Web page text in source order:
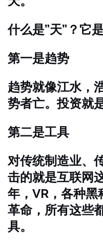
什么是”天”？它
第一是趋势
趋势就像江水，
势者亡。投资就
第二是工具
对传统制造业、
击的就是互联网
年，VR，各种黑
革命，所有这些
具。